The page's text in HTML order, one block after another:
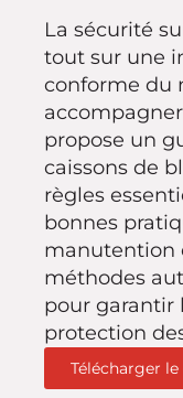
La sécurité
tout sur une
conforme du
propose un
caissons de
règles
bonnes
manutention
méthodes
pour garantir
protection
Télécharger